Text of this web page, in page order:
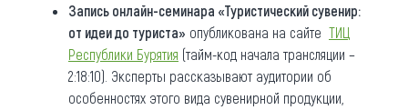
Запись онлайн-семинара «Туристический сувенир:
от идеи до туриста» опубликована на сайте ТИЦ
Республики Бурятия (тайм-код начала трансляции –
2:18:10). Эксперты рассказывают аудитории об
особенностях этого вида сувенирной продукции,